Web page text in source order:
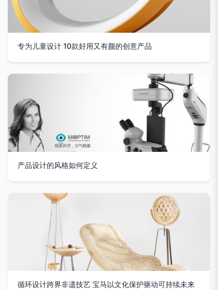
专为儿童设计 10款好用又有颜的创意产品
产品设计的风格如何定义
循环设计跨界非遗技艺 宝马以文化保护驱动可持续未来